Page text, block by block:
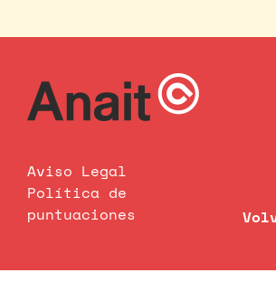
Aviso Legal
Política de
puntuaciones